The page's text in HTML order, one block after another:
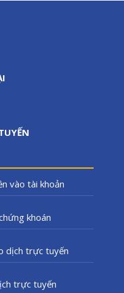
vào tài khoản
khoán
dịch trực tuyến
trực tuyến